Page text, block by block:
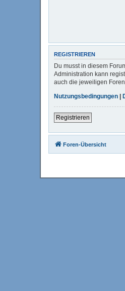
REGISTRIEREN
Du musst in diesem
Administration kann
auch die jeweiligen
Nutzungsbedingungen
Registrieren
Foren-Übersicht